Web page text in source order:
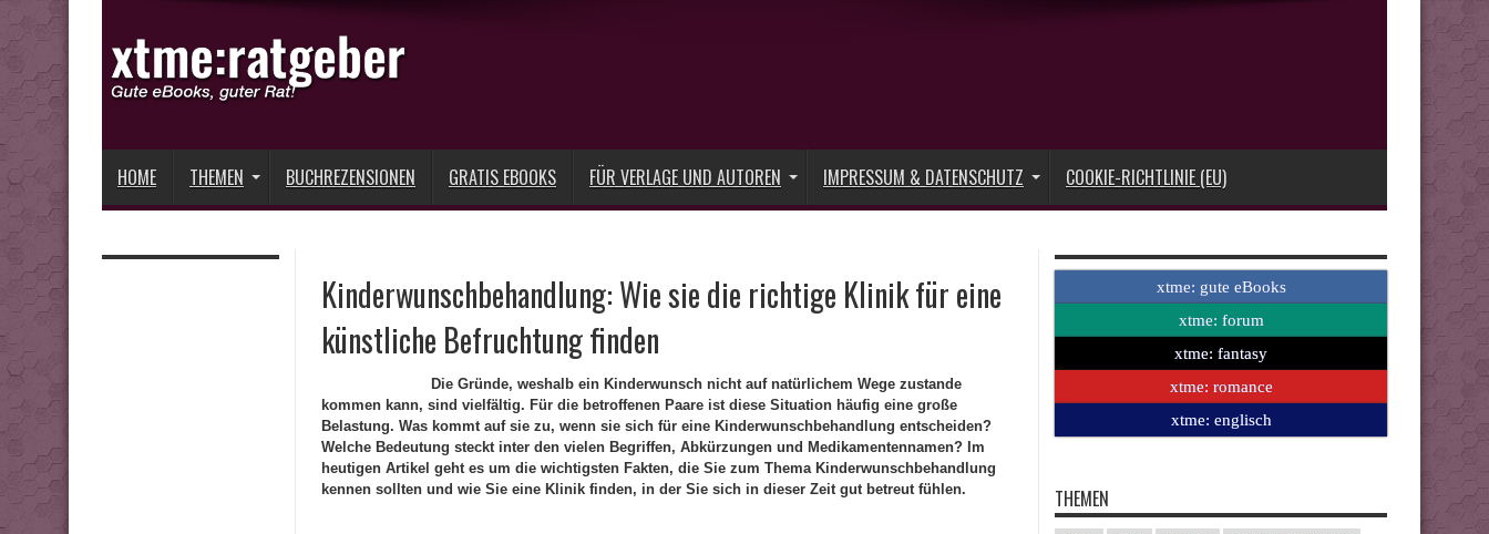
HOME THEMEN BUCHREZENSIONEN GRATIS EBOOKS FÜR VERLAGE UND AUTOREN IMPRESSUM & DATENSCHUTZ COOKIE-RICHTLINIE (EU)
Kinderwunschbehandlung: Wie sie die richtige Klinik für eine
künstliche Befruchtung finden
Die Gründe, weshalb ein Kinderwunsch nicht auf natürlichem Wege zustande
kommen kann, sind vielfältig. Für die betroffenen Paare ist diese Situation häufig eine große
Belastung. Was kommt auf sie zu, wenn sie sich für eine Kinderwunschbehandlung entscheiden?
Welche Bedeutung steckt inter den vielen Begriffen, Abkürzungen und Medikamentennamen? Im
heutigen Artikel geht es um die wichtigsten Fakten, die Sie zum Thema Kinderwunschbehandlung
kennen sollten und wie Sie eine Klinik finden, in der Sie sich in dieser Zeit gut betreut fühlen.
xtme: gute eBooks
xtme: forum
xtme: fantasy
xtme: romance
xtme: englisch
THEMEN